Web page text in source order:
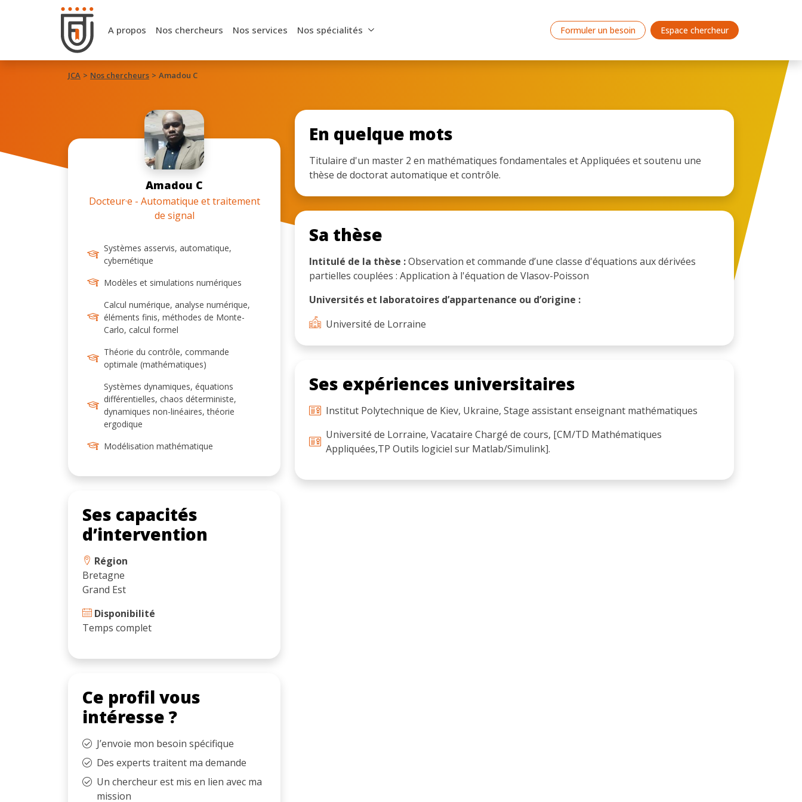
A propos Nos chercheurs Nos services Nos spécialités Formuler un besoin Espace chercheur
JCA Nos chercheurs Amadou C
Amadou C
Docteur·e - Automatique et traitement
de signal
Systèmes asservis, automatique,
cybernétique
Modèles et simulations numériques
Calcul numérique, analyse numérique,
éléments finis, méthodes de Monte-
Carlo, calcul formel
Théorie du contrôle, commande
optimale (mathématiques)
Systèmes dynamiques, équations
différentielles, chaos déterministe,
dynamiques non-linéaires, théorie
ergodique
Modélisation mathématique
Ses capacités
d’intervention
Région
Bretagne
Grand Est
Disponibilité
Temps complet
Ce profil vous
intéresse ?
J’envoie mon besoin spécifique
Des experts traitent ma demande
Un chercheur est mis en lien avec ma
mission
En quelque mots
Titulaire d'un master 2 en mathématiques fondamentales et Appliquées et soutenu une
thèse de doctorat automatique et contrôle.
Sa thèse
Intitulé de la thèse :Observation et commande d’une classe d'équations aux dérivées
partielles couplées : Application à l'équation de Vlasov-Poisson
Universités et laboratoires d’appartenance ou d’origine :
Université de Lorraine
Ses expériences universitaires
Institut Polytechnique de Kiev, Ukraine, Stage assistant enseignant mathématiques
Université de Lorraine, Vacataire Chargé de cours, [CM/TD Mathématiques
Appliquées,TP Outils logiciel sur Matlab/Simulink].